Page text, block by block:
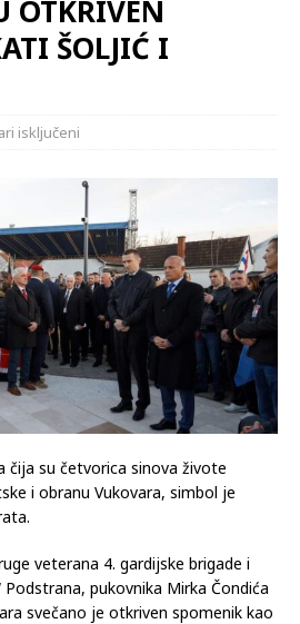
OTKRIVEN
ŠOLJIĆ I
isključeni
čija su četvorica sinova živote
i obranu Vukovara, simbol je
veterana 4. gardijske brigade i
Podstrana, pukovnika Mirka Čondića
svečano je otkriven spomenik kao